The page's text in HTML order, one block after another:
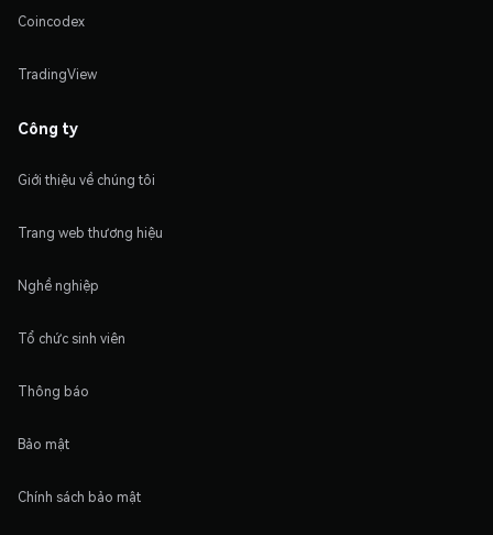
Coincodex
TradingView
Công ty
Giới thiệu về chúng tôi
Trang web thương hiệu
Nghề nghiệp
Tổ chức sinh viên
Thông báo
Bảo mật
Chính sách bảo mật